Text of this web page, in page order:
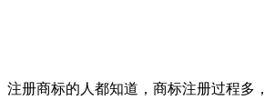
注册商标的人都知道，商标注册过程多